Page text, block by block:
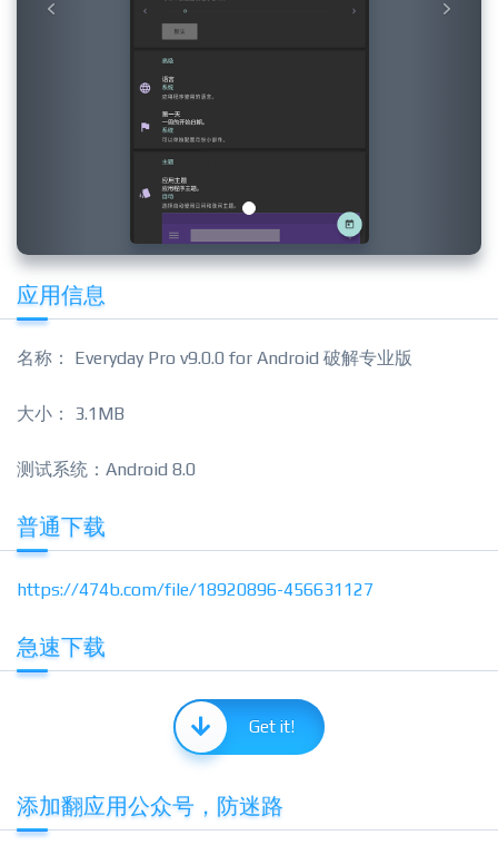
应用信息
名称： Everyday Pro v9.0.0 for Android 破解专业版
大小： 3.1MB
测试系统：Android 8.0
普通下载
https://474b.com/file/18920896-456631127
急速下载
Get it!
添加翻应用公众号，防迷路